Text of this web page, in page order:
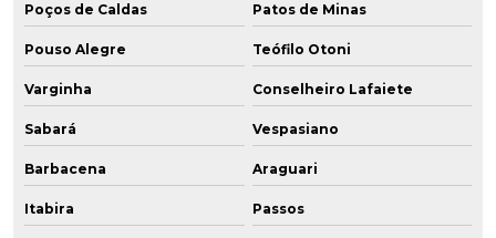
Poços de Caldas Patos de Minas
Pouso Alegre Teófilo Otoni
Varginha Conselheiro Lafaiete
Sabará Vespasiano
Barbacena Araguari
Itabira Passos